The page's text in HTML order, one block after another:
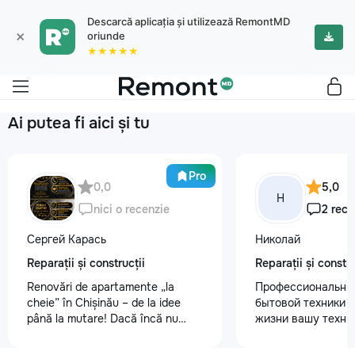
×
Descarcă aplicația și utilizează RemontMD
oriunde
★★★★★
Ai putea fi aici și tu
Pro
0,0
nici o recenzie
Сергей Карась
Reparații și construcții
Renovări de apartamente „la
cheie” în Chișinău – de la idee
până la mutare! Dacă încă nu
Н
5,0
2
Николай
Reparații și
бытовой техники
жизни вашу